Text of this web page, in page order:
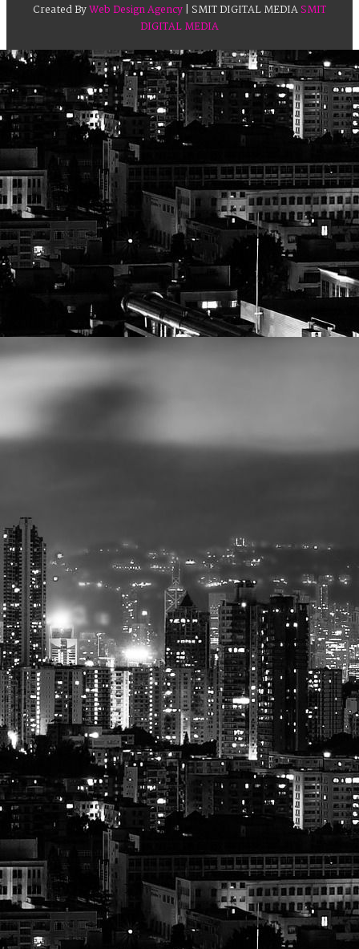
Created ByWeb Design Agency| SMIT DIGITAL MEDIASMIT
DIGITAL MEDIA